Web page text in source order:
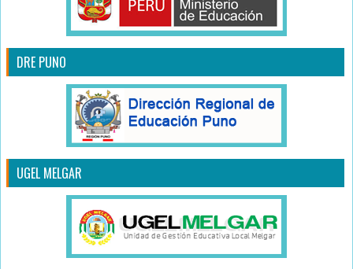
DRE PUNO
UGEL MELGAR